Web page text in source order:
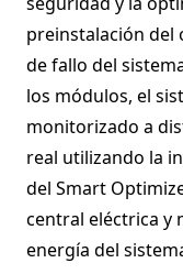
preinstalación del
de fallo del
los módulos, el
monitorizado a
real utilizando la
del Smart
central eléctrica y
energía del